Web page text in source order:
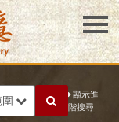
顯示進
階搜尋